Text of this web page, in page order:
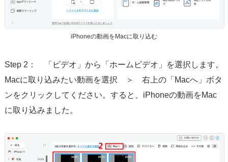
iPhoneの動画をMacに取り込む
Step 2： 「ビデオ」から「ホームビデオ」を選択します。
Macに取り込みたい動画を選択 ＞ 右上の「Macへ」ボタ
ンをクリックしてください。すると、iPhoneの動画をMac
に取り込みました。